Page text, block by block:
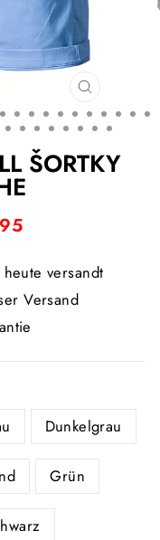
ESC)
ŠORTKY
versandt
Versand
Dunkelgrau
Grün